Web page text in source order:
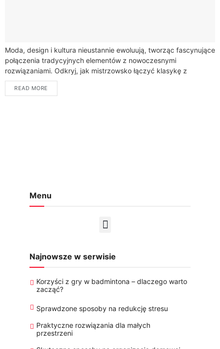
Moda, design i kultura nieustannie ewoluują, tworząc fascynujące
połączenia tradycyjnych elementów z nowoczesnymi
rozwiązaniami. Odkryj, jak mistrzowsko łączyć klasykę z
nowoczesnością, tworząc wyjątkowe style.Współczesne
podejście do estetyki pozwala na swobodne...
READ MORE
Menu
Najnowsze w serwisie
Korzyści z gry w badmintona – dlaczego warto
zacząć?
Sprawdzone sposoby na redukcję stresu
Praktyczne rozwiązania dla małych
przestrzeni